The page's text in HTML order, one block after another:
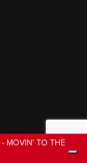
- MOVIN' TO THE